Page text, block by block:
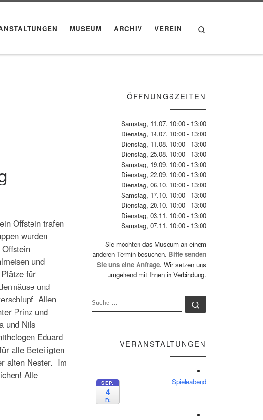
MUSEUM ARCHIV VEREIN
Offstein trafen
wurden
und
für
und
Allen
Prinz und
und Nils
Eduard
alle Beteiligten
alten Nester. Im
Alle
ÖFFNUNGSZEITEN
Samstag, 11.07. 10:00 - 13:00
Dienstag, 14.07. 10:00 - 13:00
Dienstag, 11.08. 10:00 - 13:00
Dienstag, 25.08. 10:00 - 13:00
Samstag, 19.09. 10:00 - 13:00
Dienstag, 22.09. 10:00 - 13:00
Dienstag, 06.10. 10:00 - 13:00
Samstag, 17.10. 10:00 - 13:00
Dienstag, 20.10. 10:00 - 13:00
Dienstag, 03.11. 10:00 - 13:00
Samstag, 07.11. 10:00 - 13:00
Sie möchten das Museum an einem
anderen Termin besuchen. Bitte senden
Sie uns eine Anfrage. Wir setzen uns
umgehend mit Ihnen in Verbindung.
SUCHE
VERANSTALTUNGEN
SEP.
4
Fr.
Spieleabend